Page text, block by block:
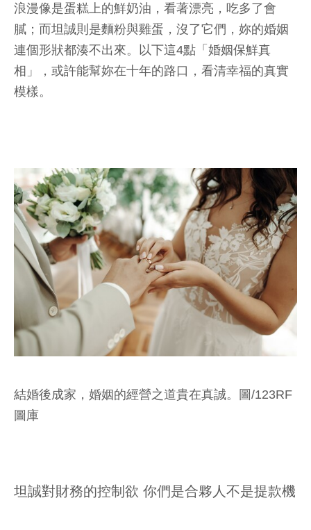
浪漫像是蛋糕上的鮮奶油，看著漂亮，吃多了會
膩；而坦誠則是麵粉與雞蛋，沒了它們，妳的婚姻
連個形狀都湊不出來。以下這4點「婚姻保鮮真
相」，或許能幫妳在十年的路口，看清幸福的真實
模樣。
結婚後成家，婚姻的經營之道貴在真誠。圖/123RF
圖庫
坦誠對財務的控制欲 你們是合夥人不是提款機